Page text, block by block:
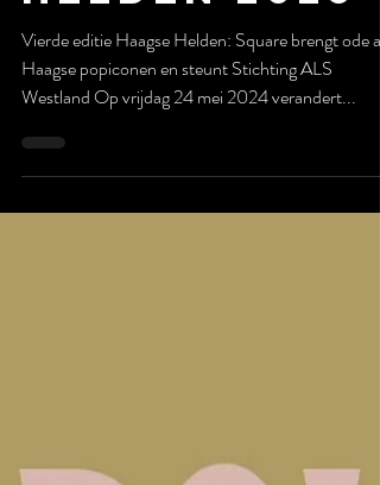
Haagse
Helden 2025
Vierde editie Haagse Helden: Square brengt ode